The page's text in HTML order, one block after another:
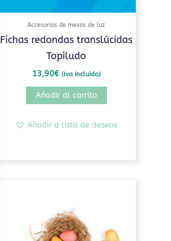
Accesorios de mesas de luz
Fichas redondas translúcidas
Topiludo
13,90€ (Iva incluido)
Añadir al carrito
Añadir a lista de deseos